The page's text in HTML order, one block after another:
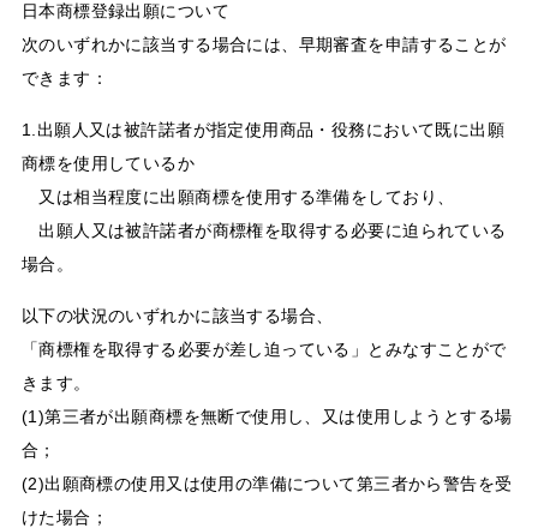
日本商標登録出願について
次のいずれかに該当する場合には、早期審査を申請することが
できます：
1.出願人又は被許諾者が指定使用商品・役務において既に出願
商標を使用しているか
又は相当程度に出願商標を使用する準備をしており、
出願人又は被許諾者が商標権を取得する必要に迫られている
場合。
以下の状況のいずれかに該当する場合、
「商標権を取得する必要が差し迫っている」とみなすことがで
きます。
(1)第三者が出願商標を無断で使用し、又は使用しようとする場
合；
(2)出願商標の使用又は使用の準備について第三者から警告を受
けた場合；